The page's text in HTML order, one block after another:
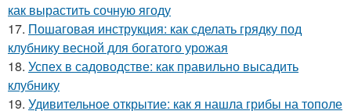
как вырастить сочную ягоду
17. Пошаговая инструкция: как сделать грядку под
клубнику весной для богатого урожая
18. Успех в садоводстве: как правильно высадить
клубнику
19. Удивительное открытие: как я нашла грибы на тополе